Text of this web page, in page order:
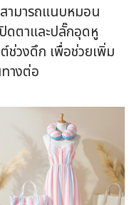
ามารถแนบหมอน
ดตาและปลั๊กอุดหู
ช่วงดึก เพื่อช่วยเพิ่ม
างต่อ